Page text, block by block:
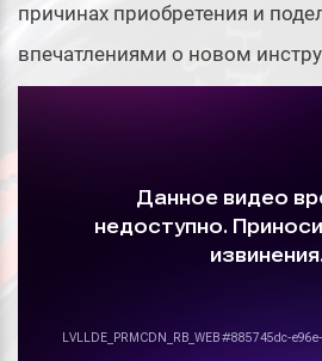
причинах приобретения и
впечатлениями о новом